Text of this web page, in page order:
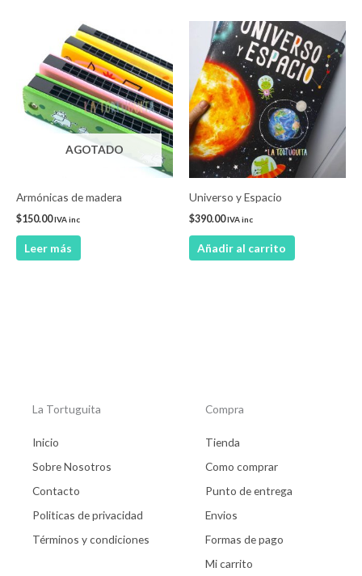
AGOTADO
Armónicas de madera
$150.00IVA inc
Leer más
Universo y Espacio
$390.00IVA inc
Añadir al carrito
La Tortuguita
Inicio
Sobre Nosotros
Contacto
Politicas de privacidad
Términos y condiciones
Compra
Tienda
Como comprar
Punto de entrega
Envios
Formas de pago
Mi carrito